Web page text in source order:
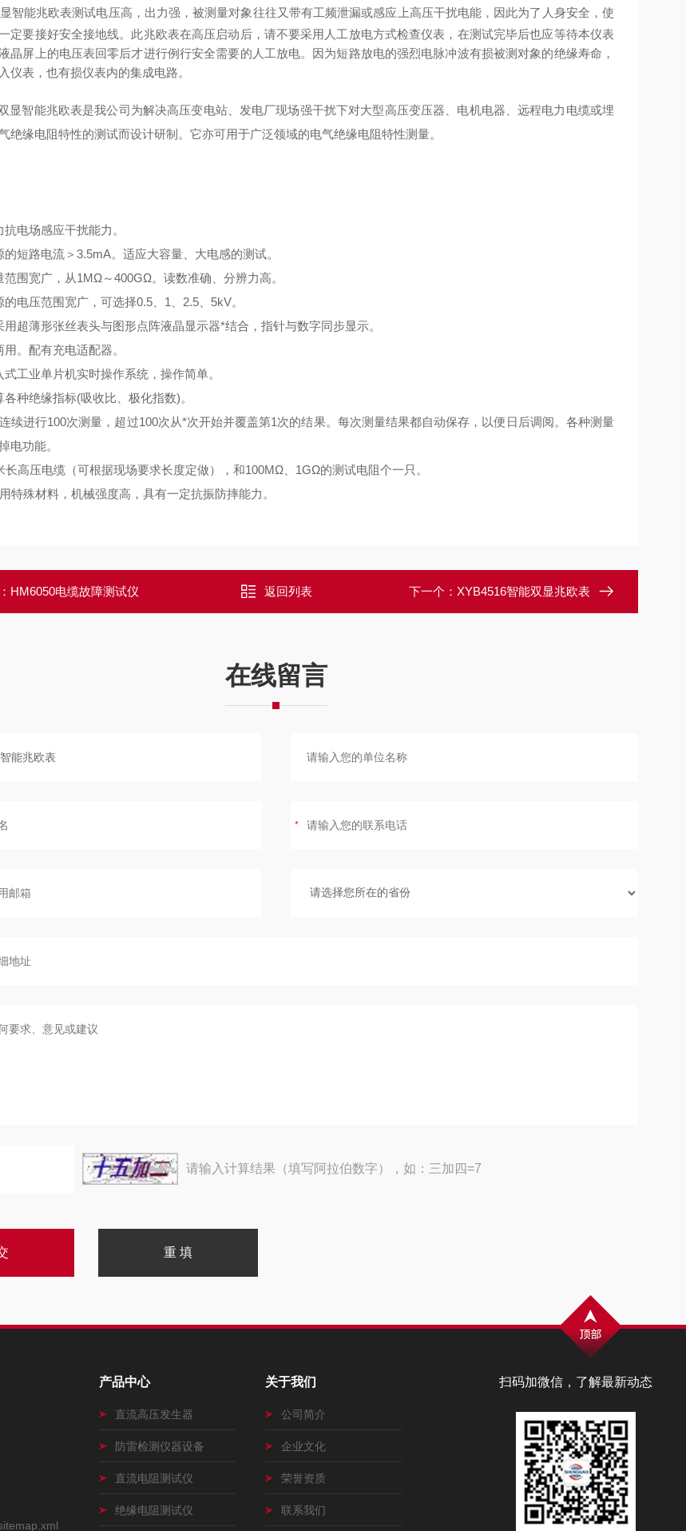
智能兆欧表测试电压高，出力强，被测量对象往往又带有工频泄漏或感应上高压干扰电能，因此为了人身安全，使
定要接好安全接地线。此兆欧表在高压启动后，请不要采用人工放电方式检查仪表，在测试完毕后也应等待本仪表
晶屏上的电压表回零后才进行例行安全需要的人工放电。因为短路放电的强烈电脉冲波有损被测对象的绝缘寿命，
仪表，也有损仪表内的集成电路。
显智能兆欧表是我公司为解决高压变电站、发电厂现场强干扰下对大型高压变压器、电机电器、远程电力电缆或埋
绝缘电阻特性的测试而设计研制。它亦可用于广泛领域的电气绝缘电阻特性测量。
电场感应干扰能力。
的短路电流＞3.5mA。适应大容量、大电感的测试。
范围宽广，从1MΩ～400GΩ。读数准确、分辨力高。
电压范围宽广，可选择0.5、1、2.5、5kV。
用超薄形张丝表头与图形点阵液晶显示器*结合，指针与数字同步显示。
。配有充电适配器。
工业单片机实时操作系统，操作简单。
种绝缘指标(吸收比、极化指数)。
续进行100次测量，超过100次从*次开始并覆盖第1次的结果。每次测量结果都自动保存，以便日后调阅。各种测量
电功能。
长高压电缆（可根据现场要求长度定做），和100MΩ、1GΩ的测试电阻个一只。
特殊材料，机械强度高，具有一定抗振防摔能力。
HM6050电缆故障测试仪 返回列表 下一个： XYB4516智能双显兆欧表
在线留言
请输入计算结果（填写阿拉伯数字），如：三加四=7
扫码加微信，了解最新动态
产品中心
直流高压发生器
防雷检测仪器设备
直流电阻测试仪
绝缘电阻测试仪
关于我们
公司简介
企业文化
荣誉资质
联系我们